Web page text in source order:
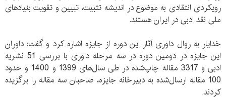
رویکردی انتقادی به موضوع در اندیشه تثبیت، تبیین و تقویت بنیادهای
ملی نقد ادبی در ایران هستند.
خدایار به روال داوری آثار این دوره از جایزه اشاره کرد و گفت: داوران
این جایزه در دومین دوره در سه مرحله داوری با بررسی 51 نشریه
ادبی و 3317 مقاله چاپ‌شده در طی سال‌های 1399 و 1400 و حدود
100 مقاله ارسال‌شده به دبیرخانه جایزه، صاحبان سه مقاله را برگزیده
کردند.